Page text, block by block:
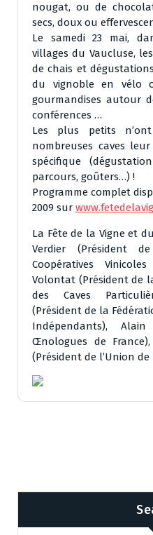
nougat, ou de
secs, doux ou
Le samedi 23 mai,
villages du Vaucluse,
de chais et
du vignoble en vélo
gourmandises autour
conférences …
Les plus petits
nombreuses caves
spécifique
parcours, goûters…) !
Programme complet
2009 sur
La Fête de la Vigne et
Verdier (Président
Coopératives
Volontat (Président de
des Caves
(Président de la
Indépendants),
Œnologues de
(Président de l’Union